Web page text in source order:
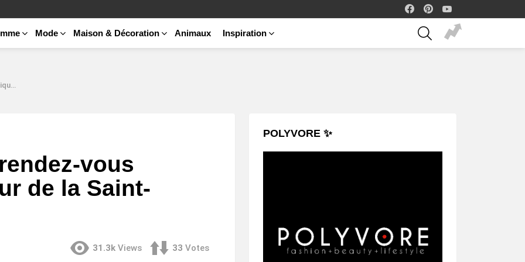
facebook
Mode Maison & Décoration Animaux Inspiration
SEARCH
vous
de la Saint-
31.3k Views 33 Votes
POLYVORE ✨